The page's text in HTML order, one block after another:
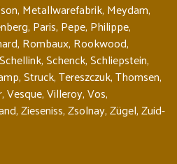
, Metallwarefabrik, Meydam,
, Paris, Pepe, Philippe,
, Rombaux, Rookwood,
Schellink,Schenck,Schliepstein,
,Struck,Tereszczuk,Thomsen,
,Vesque,Villeroy,Vos,
,Zieseniss,Zsolnay,Zügel,Zuid-